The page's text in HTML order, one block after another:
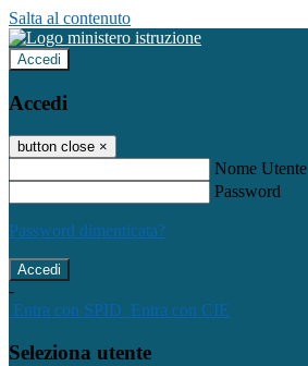
Salta al contenuto
Accedi
Accedi
button close ×
Nome Utente
Password
Password dimenticata?
-
Entra con SPID Entra con CIE
Seleziona utente